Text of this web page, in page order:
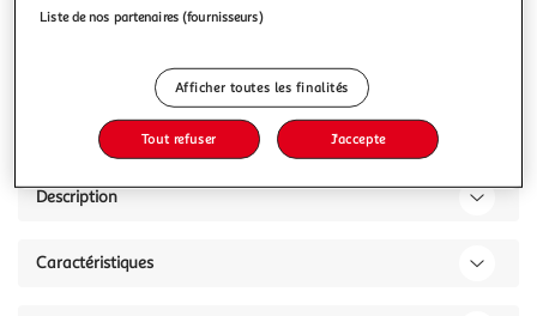
Vous voulez connaître le prix de ce produit ?
Afficher le prix
Description
Caractéristiques
Liste de nos partenaires (fournisseurs)
Afficher toutes les finalités
Tout refuser J'accepte